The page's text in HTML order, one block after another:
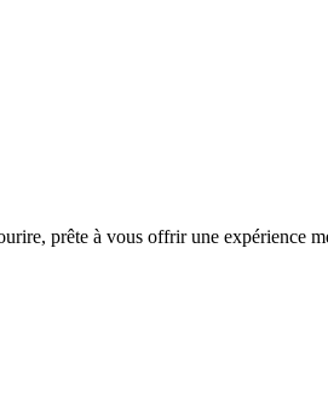
prête à vous offrir une expérience